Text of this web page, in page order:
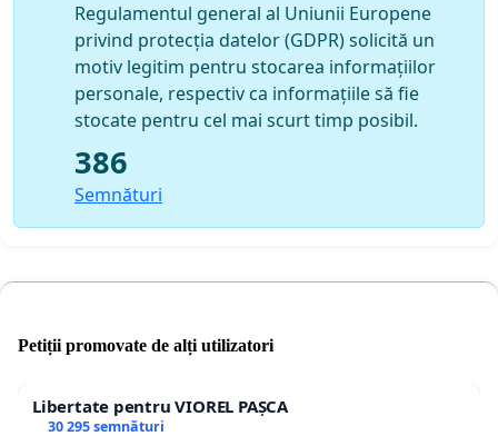
Regulamentul general al Uniunii Europene
privind protecția datelor (GDPR) solicită un
motiv legitim pentru stocarea informațiilor
personale, respectiv ca informațiile să fie
stocate pentru cel mai scurt timp posibil.
386
Semnături
Petiții promovate de alți utilizatori
Libertate pentru VIOREL PAȘCA
30 295 semnături